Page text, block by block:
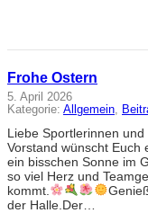
Frohe Ostern
5. April 2026
Kategorie: Allgemein,
Liebe Sportlerinnen
Vorstand wünscht Euch
ein bisschen Sonne im
so viel Herz und
kommt.
der Halle.Der…